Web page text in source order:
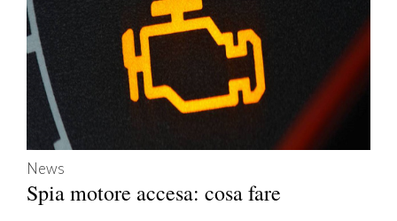
News
Spia motore accesa: cosa fare